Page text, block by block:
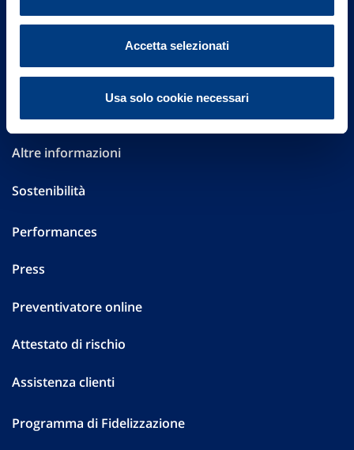
Accetta selezionati
Usa solo cookie necessari
Governance
Investor Relations
Altre informazioni
Sostenibilità
Performances
Press
Preventivatore online
Attestato di rischio
Assistenza clienti
Programma di Fidelizzazione